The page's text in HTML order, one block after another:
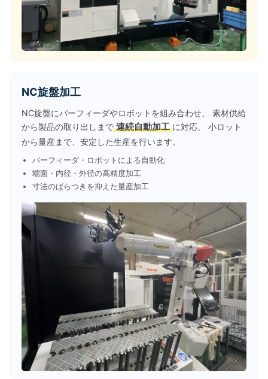
NC旋盤加工
NC旋盤にバーフィーダやロボットを組み合わせ、 素材供給
から製品の取り出しまで 連続自動加工 に対応。 小ロット
から量産まで、安定した生産を行います。
バーフィーダ・ロボットによる自動化
端面・内径・外径の高精度加工
寸法のばらつきを抑えた量産加工